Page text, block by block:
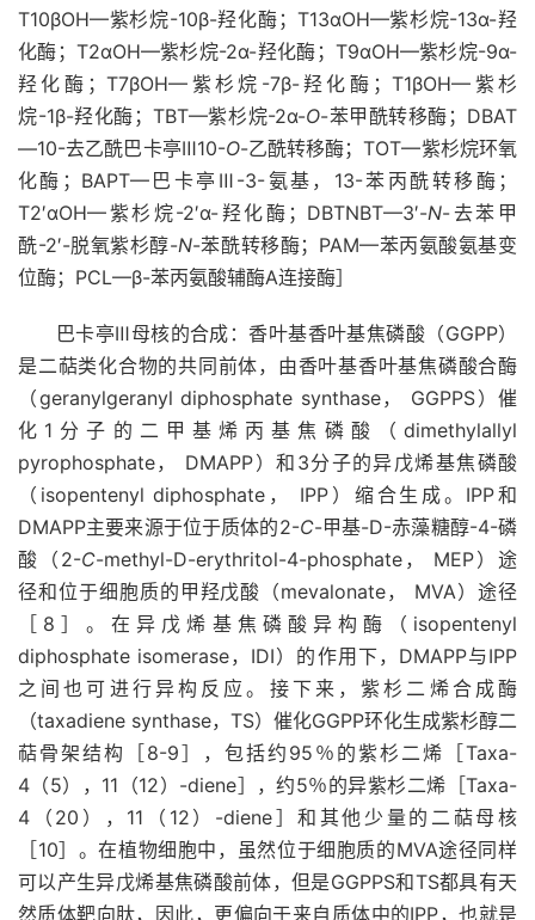
T10βOH—紫杉烷-10β-羟化酶；T13αOH—紫杉烷-13α-羟
化酶；T2αOH—紫杉烷-2α-羟化酶；T9αOH—紫杉烷-9α-
羟化酶；T7βOH—紫杉烷-7β-羟化酶；T1βOH—紫杉
烷-1β-羟化酶；TBT—紫杉烷-2α-O-苯甲酰转移酶；DBAT
—10-去乙酰巴卡亭Ⅲ10-O-乙酰转移酶；TOT—紫杉烷环氧
化酶；BAPT—巴卡亭Ⅲ-3-氨基，13-苯丙酰转移酶；
T2′αOH—紫杉烷-2′α-羟化酶；DBTNBT—3′-N-去苯甲
酰-2′-脱氧紫杉醇-N-苯酰转移酶；PAM—苯丙氨酸氨基变
位酶；PCL—β-苯丙氨酸辅酶A连接酶］
巴卡亭Ⅲ母核的合成：香叶基香叶基焦磷酸（GGPP）
是二萜类化合物的共同前体，由香叶基香叶基焦磷酸合酶
（geranylgeranyl diphosphate synthase， GGPPS）催
化1分子的二甲基烯丙基焦磷酸（dimethylallyl
pyrophosphate， DMAPP）和3分子的异戊烯基焦磷酸
（isopentenyl diphosphate， IPP）缩合生成。IPP和
DMAPP主要来源于位于质体的2-C-甲基-D-赤藻糖醇-4-磷
酸（2-C-methyl-D-erythritol-4-phosphate， MEP）途
径和位于细胞质的甲羟戊酸（mevalonate， MVA）途径
［8］。在异戊烯基焦磷酸异构酶（isopentenyl
diphosphate isomerase，IDI）的作用下，DMAPP与IPP
之间也可进行异构反应。接下来，紫杉二烯合成酶
（taxadiene synthase，TS）催化GGPP环化生成紫杉醇二
萜骨架结构［8-9］，包括约95％的紫杉二烯［Taxa-
4（5），11（12）-diene］，约5％的异紫杉二烯［Taxa-
4（20），11（12）-diene］和其他少量的二萜母核
［10］。在植物细胞中，虽然位于细胞质的MVA途径同样
可以产生异戊烯基焦磷酸前体，但是GGPPS和TS都具有天
然质体靶向肽，因此，更偏向于来自质体中的IPP，也就是